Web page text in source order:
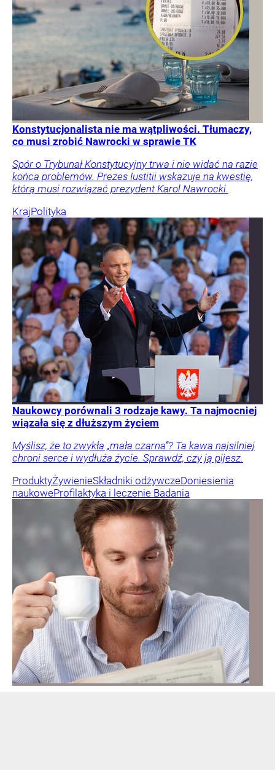
Konstytucjonalista nie ma wątpliwości. Tłumaczy,
co musi zrobić Nawrocki w sprawie TK
Spór o Trybunał Konstytucyjny trwa i nie widać na razie
końca problemów. Prezes Iustitii wskazuje na kwestię,
którą musi rozwiązać prezydent Karol Nawrocki.
KrajPolityka
Naukowcy porównali 3 rodzaje kawy. Ta najmocniej
wiązała się z dłuższym życiem
Myślisz, że to zwykła „mała czarna”? Ta kawa najsilniej
chroni serce i wydłuża życie. Sprawdź, czy ją pijesz.
ProduktyŻywienieSkładniki odżywczeDoniesienia
naukoweProfilaktyka i leczenie Badania